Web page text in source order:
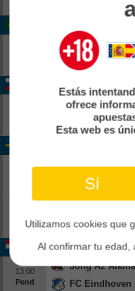
Santa Clara
Nacional
Rusia Premier League
Fakel
FK Akhmat
12:00
Sirius
Pend
Djurgaarden
Holanda Eerste Divisie
13:00
Pend
Jong Az
FC Eindhoven
Estás
ofrece
Esta web es
Sí
Utilizamos cookies que
Al confirmar tu edad,